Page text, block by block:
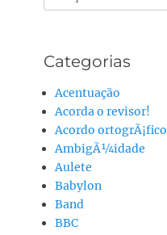
por:
Categorias
Acentuação
Acorda o revisor!
Acordo ortogrÃ¡fico
AmbigÃ¼idade
Aulete
Babylon
Band
BBC